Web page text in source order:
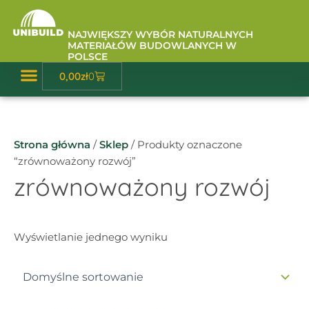
Przejdź
NAJWIĘKSZY WYBÓR NATURALNYCH
MATERIAŁÓW BUDOWLANYCH W
POLSCE
0,00zł0
Wózek
Strona główna /Sklep / Produkty oznaczone
“zrównoważony rozwój”
zrównoważony rozwój
Wyświetlanie jednego wyniku